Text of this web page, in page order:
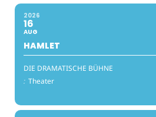
2026
16
AUG
HAMLET
DIE DRAMATISCHE BÜHNE
: Theater